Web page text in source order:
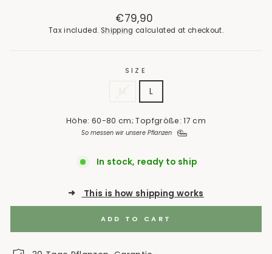
Regular
price
€79,90
Tax included. Shipping calculated at checkout.
SIZE
L
Höhe: 60-80 cm; Topfgröße: 17 cm
So messen wir unsere Pflanzen
In stock, ready to ship
➜ This is how shipping works
ADD TO CART